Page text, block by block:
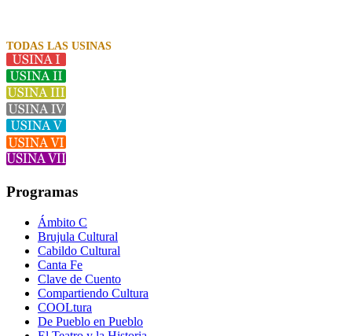
TODAS LAS USINAS
Programas
Ámbito C
Brujula Cultural
Cabildo Cultural
Canta Fe
Clave de Cuento
Compartiendo Cultura
COOLtura
De Pueblo en Pueblo